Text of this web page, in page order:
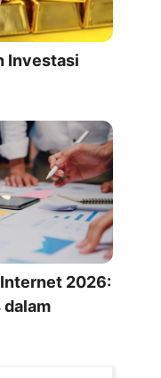
Investasi
2026:
dalam